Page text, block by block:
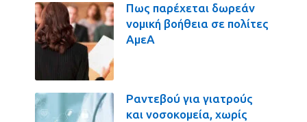
Πως παρέχεται δωρεάν
νομική βοήθεια σε πολίτες
ΑμεΑ
Ραντεβού για γιατρούς
και νοσοκομεία, χωρίς